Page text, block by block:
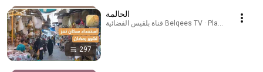
297
الحالمة
قناة بلقيس الفضائية Belqees TV · Playlist